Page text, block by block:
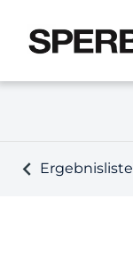
Ergebnisliste